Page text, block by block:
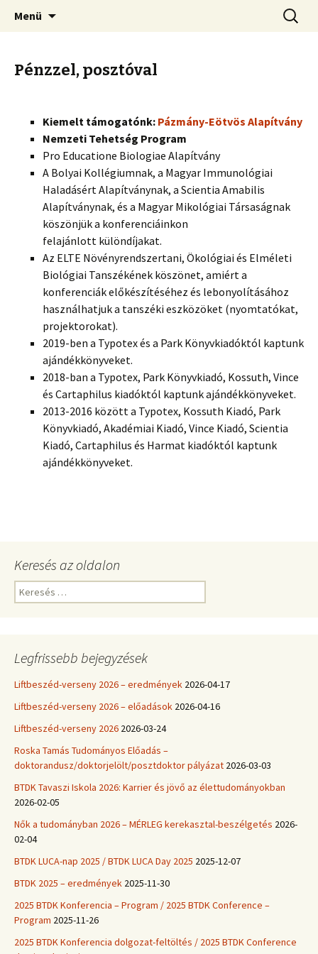
Menü
Pénzzel, posztóval
Kiemelt támogatónk: Pázmány-Eötvös Alapítvány
Nemzeti Tehetség Program
Pro Educatione Biologiae Alapítvány
A Bolyai Kollégiumnak, a Magyar Immunológiai
Haladásért Alapítványnak, a Scientia Amabilis
Alapítványnak, és a Magyar Mikológiai Társaságnak
köszönjük a konferenciáinkon
felajánlott különdíjakat.
Az ELTE Növényrendszertani, Ökológiai és Elméleti
Biológiai Tanszékének köszönet, amiért a
konferenciák előkészítéséhez és lebonyolításához
használhatjuk a tanszéki eszközöket (nyomtatókat,
projektorokat).
2019-ben a Typotex és a Park Könyvkiadóktól kaptunk
ajándékkönyveket.
2018-ban a Typotex, Park Könyvkiadó, Kossuth, Vince
és Cartaphilus kiadóktól kaptunk ajándékkönyveket.
2013-2016 között a Typotex, Kossuth Kiadó, Park
Könyvkiadó, Akadémiai Kiadó, Vince Kiadó, Scientia
Kiadó, Cartaphilus és Harmat kiadóktól kaptunk
ajándékkönyveket.
Keresés az oldalon
Keresés:
Legfrissebb bejegyzések
Liftbeszéd-verseny 2026 – eredmények 2026-04-17
Liftbeszéd-verseny 2026 – előadások 2026-04-16
Liftbeszéd-verseny 2026 2026-03-24
Roska Tamás Tudományos Előadás –
doktorandusz/doktorjelölt/posztdoktor pályázat 2026-03-03
BTDK Tavaszi Iskola 2026: Karrier és jövő az élettudományokban
2026-02-05
Nők a tudományban 2026 – MÉRLEG kerekasztal-beszélgetés 2026-
02-04
BTDK LUCA-nap 2025 / BTDK LUCA Day 2025 2025-12-07
BTDK 2025 – eredmények 2025-11-30
2025 BTDK Konferencia – Program / 2025 BTDK Conference –
Program 2025-11-26
2025 BTDK Konferencia dolgozat-feltöltés / 2025 BTDK Conference